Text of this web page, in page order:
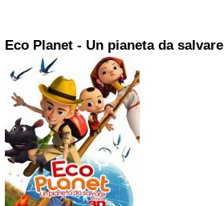
Eco Planet - Un pianeta da salvare